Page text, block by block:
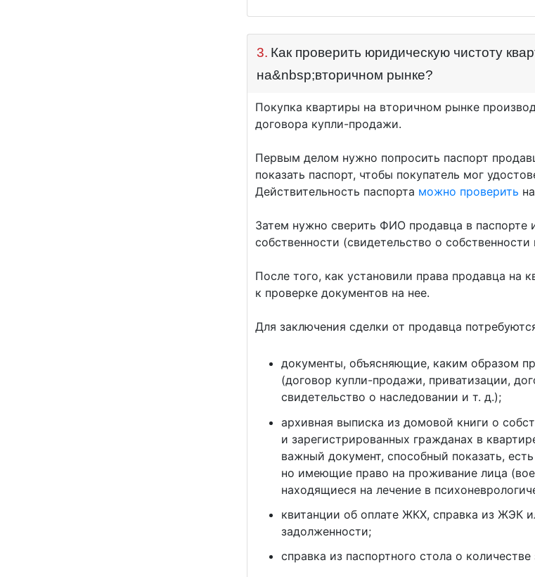
3. Как проверить юридическую чистоту
на&nbsp;вторичном рынке?
Покупка квартиры на вторичном рынке
договора купли-продажи.
Первым делом нужно попросить паспорт
показать паспорт, чтобы покупатель мог
Действительность паспорта можно проверить
Затем нужно сверить ФИО продавца в паспорте
собственности (свидетельство о
После того, как установили права продавца на
к проверке документов на нее.
Для заключения сделки от продавца
документы, объясняющие, каким образом
(договор купли-продажи, приватизации,
свидетельство о наследовании и т. д.);
архивная выписка из домовой книги о
и зарегистрированных гражданах в
важный документ, способный показать,
но имеющие право на проживание лица
находящиеся на лечение в
квитанции об оплате ЖКХ, справка из ЖЭК
задолженности;
справка из паспортного стола о